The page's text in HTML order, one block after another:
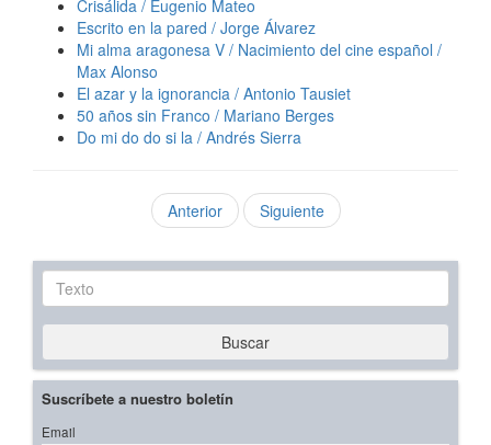
Crisálida / Eugenio Mateo
Escrito en la pared / Jorge Álvarez
Mi alma aragonesa V / Nacimiento del cine español /
Max Alonso
El azar y la ignorancia / Antonio Tausiet
50 años sin Franco / Mariano Berges
Do mi do do si la / Andrés Sierra
Anterior Siguiente
Texto
Buscar
Suscríbete a nuestro boletín
Email